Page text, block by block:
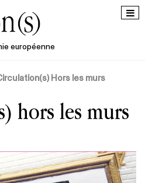
européenne
Hors les murs
hors les murs